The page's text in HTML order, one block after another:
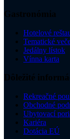
Gastronómia
Hotelové
Tematické
Jedálny lístok
Vínna karta
Dôležité
Rekreačné
Obchodné
Ubytovací
Kariéra
Dotácia EÚ